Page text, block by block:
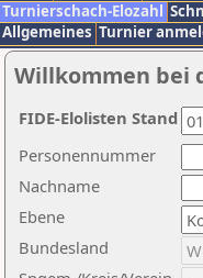
Turnierschach-Elozahl
Allgemeines Turnier
Willkommen bei
Nachname
Ebene
Personennummer
Bundesland
FIDE-Elolisten Stand